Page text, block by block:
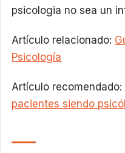
psicologia no sea un
Artículo relacionado:
Psicología
Artículo recomendado:
pacientes siendo